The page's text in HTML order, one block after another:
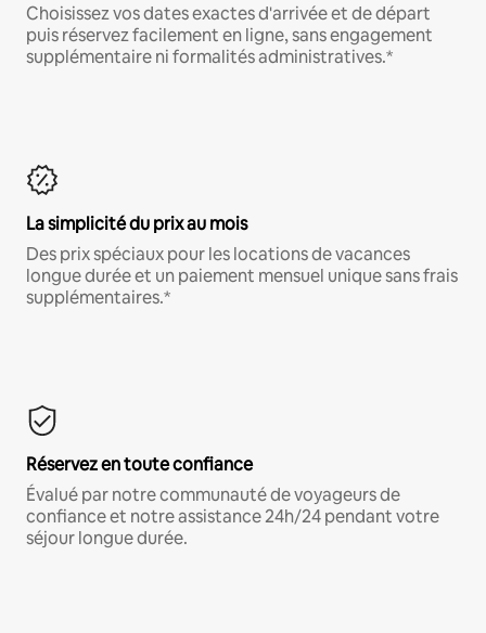
Choisissez vos dates exactes d'arrivée et de départ
puis réservez facilement en ligne, sans engagement
supplémentaire ni formalités administratives.*
La simplicité du prix au mois
Des prix spéciaux pour les locations de vacances
longue durée et un paiement mensuel unique sans frais
supplémentaires.*
Réservez en toute confiance
Évalué par notre communauté de voyageurs de
confiance et notre assistance 24h/24 pendant votre
séjour longue durée.